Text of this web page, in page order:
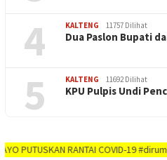
4 KALTENG 11757 Dilihat
Dua Paslon Bupati
5 KALTENG 11692 Dilihat
KPU Pulpis Undi
RANTAI COVID-19